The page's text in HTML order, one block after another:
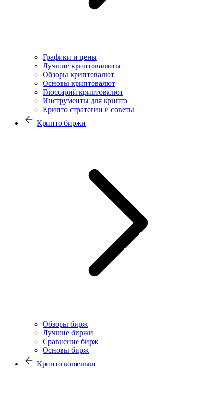
Графики и цены
Лучшие криптовалюты
Обзоры криптовалют
Основы криптовалют
Глоссарий криптовалют
Инструменты для крипто
Крипто стратегии и советы
Крипто биржи
Обзоры бирж
Лучшие биржи
Сравнение бирж
Основы бирж
Крипто кошельки